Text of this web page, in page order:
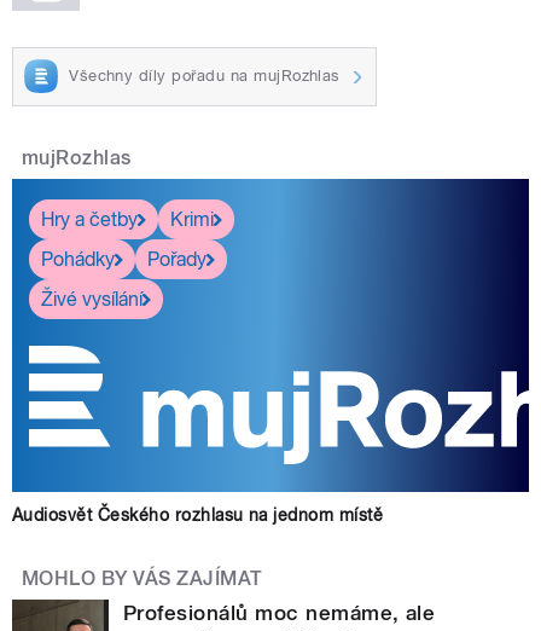
Všechny díly pořadu na mujRozhlas
mujRozhlas
Hry a četby
Krimi
Pohádky
Pořady
Živé vysílání
Audiosvět Českého rozhlasu na jednom místě
MOHLO BY VÁS ZAJÍMAT
Profesionálů moc nemáme, ale